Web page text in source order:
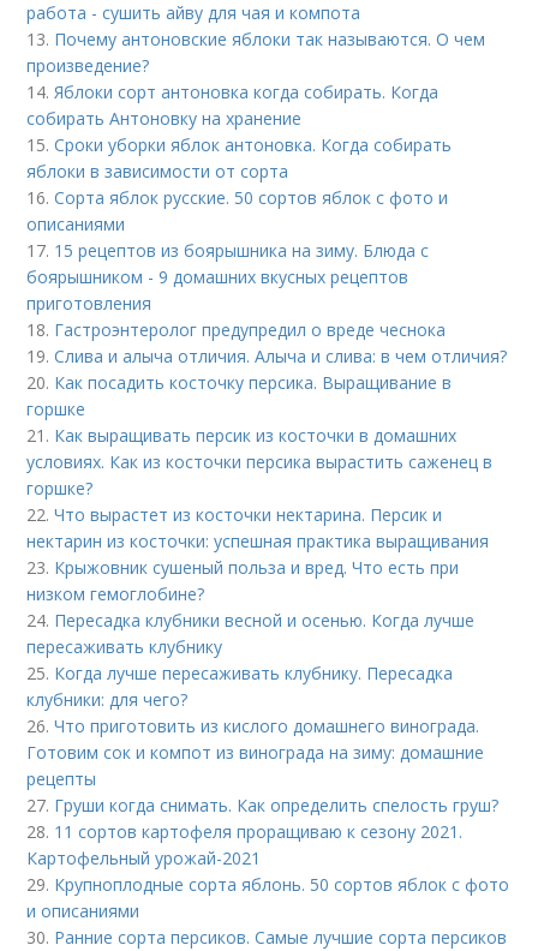
работа - сушить айву для чая и компота
13. Почему антоновские яблоки так называются. О чем
произведение?
14.Яблоки сорт антоновка когда собирать. Когда
собирать Антоновку на хранение
15.Сроки уборки яблок антоновка. Когда собирать
яблоки в зависимости от сорта
16.Сорта яблок русские. 50 сортов яблок с фото и
описаниями
17. 15 рецептов из боярышника на зиму. Блюда с
боярышником - 9 домашних вкусных рецептов
приготовления
18. Гастроэнтеролог предупредил о вреде чеснока
19.Слива и алыча отличия. Алыча и слива: в чем отличия?
20. Как посадить косточку персика. Выращивание в
горшке
21. Как выращивать персик из косточки в домашних
условиях. Как из косточки персика вырастить саженец в
горшке?
22.Что вырастет из косточки нектарина. Персик и
нектарин из косточки: успешная практика выращивания
23. Крыжовник сушеный польза и вред. Что есть при
низком гемоглобине?
24. Пересадка клубники весной и осенью. Когда лучше
пересаживать клубнику
25. Когда лучше пересаживать клубнику. Пересадка
клубники: для чего?
26.Что приготовить из кислого домашнего винограда.
Готовим сок и компот из винограда на зиму: домашние
рецепты
27. Груши когда снимать. Как определить спелость груш?
28. 11 сортов картофеля проращиваю к сезону 2021.
Картофельный урожай-2021
29. Крупноплодные сорта яблонь. 50 сортов яблок с фото
и описаниями
30. Ранние сорта персиков. Самые лучшие сорта персиков